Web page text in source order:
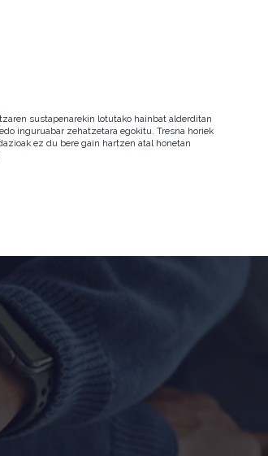
sustapenarekin lotutako hainbat alderditan
inguruabar zehatzetara egokitu. Tresna horiek
ez du bere gain hartzen atal honetan